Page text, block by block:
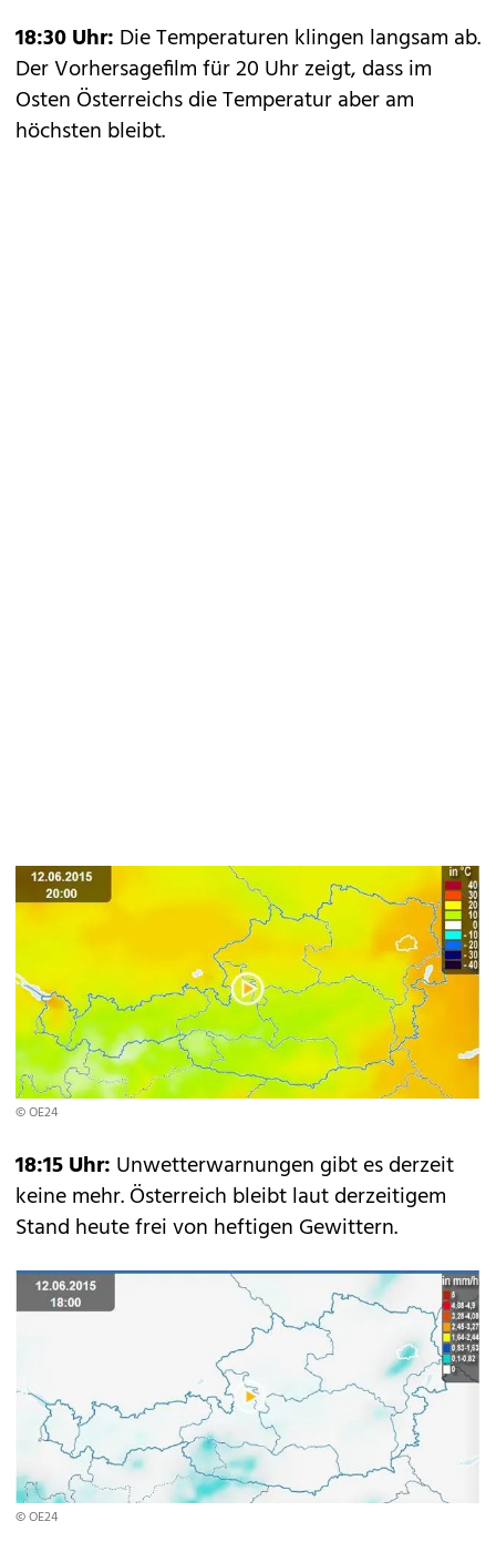
18:30 Uhr: Die Temperaturen klingen langsam ab.
Der Vorhersagefilm für 20 Uhr zeigt, dass im
Osten Österreichs die Temperatur aber am
höchsten bleibt.
© OE24
18:15 Uhr: Unwetterwarnungen gibt es derzeit
keine mehr. Österreich bleibt laut derzeitigem
Stand heute frei von heftigen Gewittern.
© OE24